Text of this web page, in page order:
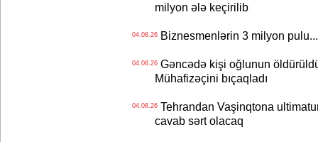
milyon ələ keçirilib
04.08.26Biznesmenlərin 3 milyon
04.08.26Gəncədə kişi oğlunun
Mühafizəçini bıçaqladı
04.08.26Tehrandan Vaşinqtona
cavab sərt olacaq